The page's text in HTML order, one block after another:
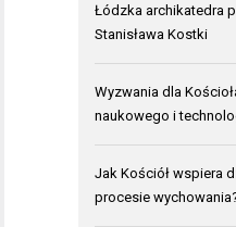
Łódzka archikatedra
Stanisława Kostki
Wyzwania dla
naukowego i
Jak Kościół wspiera
procesie